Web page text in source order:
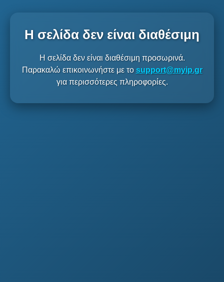
Η σελίδα δεν είναι διαθέσιμη
Η σελίδα δεν είναι διαθέσιμη προσωρινά.
Παρακαλώ επικοινωνήστε με το support@myip.gr
για περισσότερες πληροφορίες.